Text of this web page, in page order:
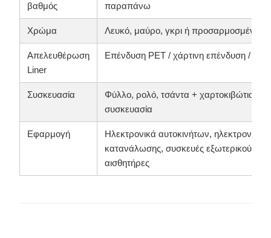
βαθμός
παραπάνω
Χρώμα Λευκό, μαύρο, γκρι ή προσαρμοσμένο
Απελευθέρωση
Liner
Επένδυση PET / χάρτινη επένδυση /
Συσκευασία
Φύλλο, ρολό, τσάντα + χαρτοκιβώτιο,
συσκευασία
Εφαρμογή
Ηλεκτρονικά αυτοκινήτων, ηλεκτρονικά
κατανάλωσης, συσκευές εξωτερικού
αισθητήρες